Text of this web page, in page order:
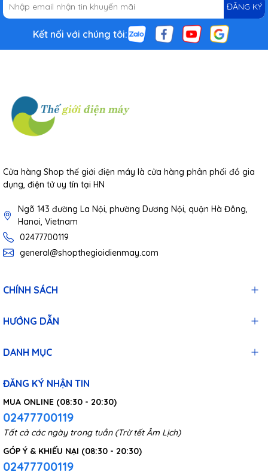
ĐĂNG KÝ
Kết nối với chúng tôi:
Cửa hàng Shop thế giới điện máy là cửa hàng phân phối đồ gia
dụng, điện tử uy tín tại HN
Ngõ 143 đường La Nội, phường Dương Nội, quận Hà Đông,
Hanoi, Vietnam
02477700119
general@shopthegioidienmay.com
CHÍNH SÁCH
HƯỚNG DẪN
DANH MỤC
ĐĂNG KÝ NHẬN TIN
MUA ONLINE (08:30 - 20:30)
02477700119
Tất cả các ngày trong tuần (Trừ tết Âm Lịch)
GÓP Ý & KHIẾU NẠI (08:30 - 20:30)
02477700119